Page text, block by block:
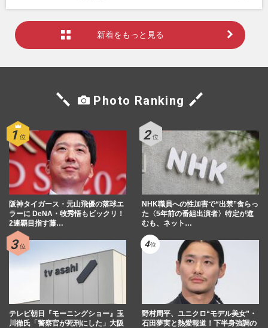
新着をもっと見る
Photo Ranking
阪神タイガース・元山飛優の落球エ
ラーに DeNA・牧秀悟もビックリ！
2連覇目指す藤…
NHK職員への性加害で“出禁”食らっ
た〈5年前の番組出演者〉特定が進
むも、ネット…
テレビ朝日『モーニングショー』玉
川徹氏「警察官が死刑にした」大阪
野村周平、ユニクロ“モデル美女”・
石田夢実と熱愛報道！下半身強調の